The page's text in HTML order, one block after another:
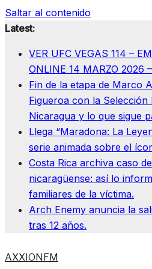
Saltar al contenido
Latest:
VER UFC VEGAS 114 –
ONLINE 14 MARZO 2026
Fin de la etapa de Marco
Figueroa con la Selección
Nicaragua y lo que sigue
Llega “Maradona: La
serie animada sobre el
Costa Rica archiva caso
nicaragüense: así lo
familiares de la víctima.
Arch Enemy anuncia la
tras 12 años.
AXXIONFM